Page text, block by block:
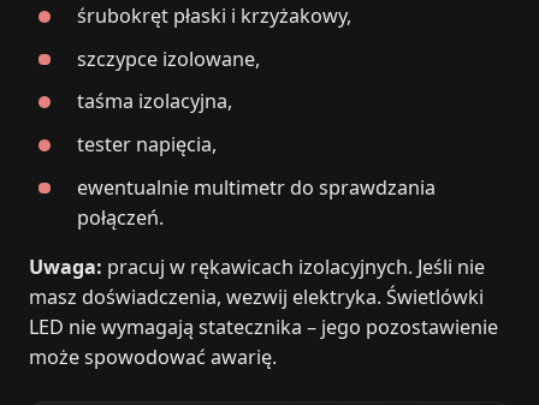
śrubokręt płaski i krzyżakowy,
szczypce izolowane,
taśma izolacyjna,
tester napięcia,
ewentualnie multimetr do sprawdzania
połączeń.
Uwaga: pracuj w rękawicach izolacyjnych. Jeśli nie
masz doświadczenia, wezwij elektryka. Świetlówki
LED nie wymagają statecznika – jego pozostawienie
może spowodować awarię.